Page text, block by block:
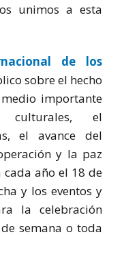
unimos a esta
de los
sobre el hecho
importante
culturales, el
el avance del
y la paz
cada año el 18 de
y los eventos y
la celebración
semana o toda